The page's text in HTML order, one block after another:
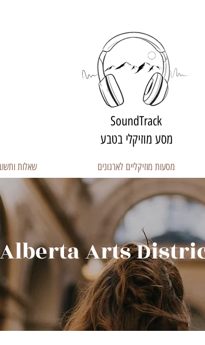
SoundTrack
מסע מוזיקלי בטבע
מסעות מוזיקליים לארגונים שאלות
Arts